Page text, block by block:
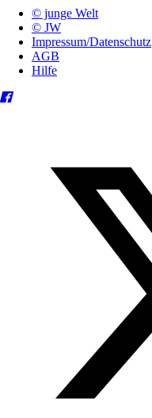
© junge Welt
© JW
Impressum/Datenschutz
AGB
Hilfe